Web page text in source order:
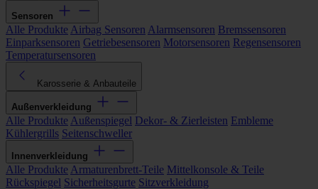
Sensoren
Alle Produkte Airbag Sensoren Alarmsensoren Bremssensoren
Einparksensoren Getriebesensoren Motorsensoren Regensensoren
Temperatursensoren
Karosserie & Anbauteile
Außenverkleidung
Alle Produkte Außenspiegel Dekor- & Zierleisten Embleme
Kühlergrills Seitenschweller
Innenverkleidung
Alle Produkte Armaturenbrett-Teile Mittelkonsole & Teile
Rückspiegel Sicherheitsgurte Sitzverkleidung